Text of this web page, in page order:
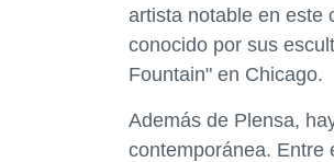
artista notable en este
conocido por sus
Fountain" en Chicago.
Además de Plensa,
contemporánea. Entre